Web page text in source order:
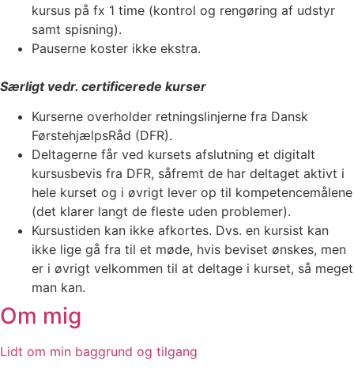
kursus på fx 1 time (kontrol og rengøring af udstyr
samt spisning).
Pauserne koster ikke ekstra.
Særligt vedr. certificerede kurser
Kurserne overholder retningslinjerne fra Dansk
FørstehjælpsRåd (DFR).
Deltagerne får ved kursets afslutning et digitalt
kursusbevis fra DFR, såfremt de har deltaget aktivt i
hele kurset og i øvrigt lever op til kompetencemålene
(det klarer langt de fleste uden problemer).
Kursustiden kan ikke afkortes. Dvs. en kursist kan
ikke lige gå fra til et møde, hvis beviset ønskes, men
er i øvrigt velkommen til at deltage i kurset, så meget
man kan.
Om mig
Lidt om min baggrund og tilgang